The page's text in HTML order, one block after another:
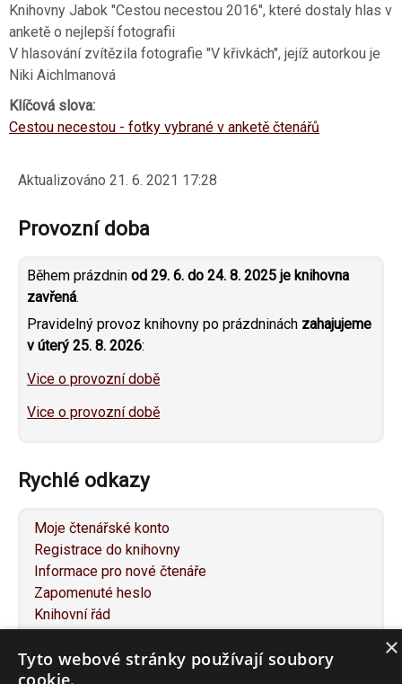
Knihovny Jabok "Cestou necestou 2016", které dostaly hlas v
anketě o nejlepší fotografii
V hlasování zvítězila fotografie "V křivkách", jejíž autorkou je
Niki Aichlmanová
Klíčová slova:
Cestou necestou - fotky vybrané v anketě čtenářů
Aktualizováno 21. 6. 2021 17:28
Provozní doba
Během prázdnin od 29. 6. do 24. 8. 2025 je knihovna
zavřená.
Pravidelný provoz knihovny po prázdninách zahajujeme
v úterý 25. 8. 2026:
Vice o provozní době
Vice o provozní době
Rychlé odkazy
Moje čtenářské konto
Registrace do knihovny
Informace pro nové čtenáře
Zapomenuté heslo
Knihovní řád
Služby pro osoby se specifickými potřebami
Návrh na nákup knihy
×
Tyto webové stránky používají soubory
cookie.